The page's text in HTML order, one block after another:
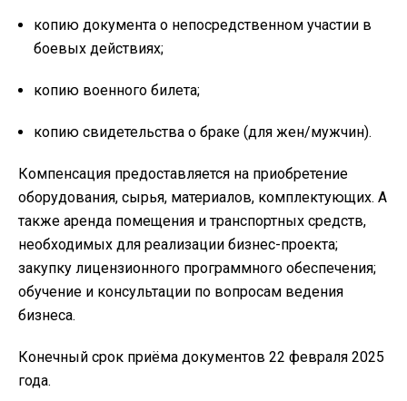
копию документа о непосредственном участии в
боевых действиях;
копию военного билета;
копию свидетельства о браке (для жен/мужчин).
Компенсация предоставляется на приобретение
оборудования, сырья, материалов, комплектующих. А
также аренда помещения и транспортных средств,
необходимых для реализации бизнес-проекта;
закупку лицензионного программного обеспечения;
обучение и консультации по вопросам ведения
бизнеса.
Конечный срок приёма документов 22 февраля 2025
года.